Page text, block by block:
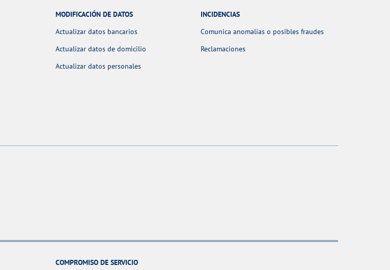
MODIFICACIÓN DE DATOS
Actualizar datos bancarios
Actualizar datos de domicilio
Actualizar datos personales
INCIDENCIAS
Comunica anomalías o posibles fraudes
Reclamaciones
COMPROMISO DE SERVICIO